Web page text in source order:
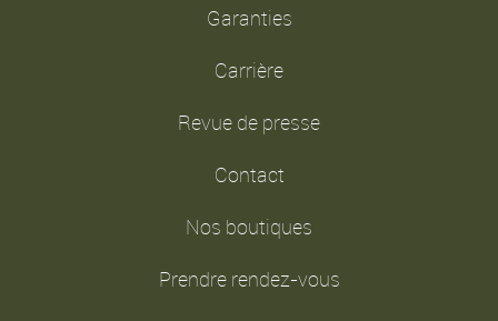
Garanties
Carrière
Revue de presse
Contact
Nos boutiques
Prendre rendez-vous